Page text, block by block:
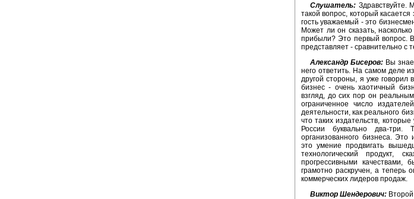
Слушатель: Здравствуйте.
такой вопрос, который
гость уважаемый - это
Может ли он сказать,
прибыли? Это первый вопрос.
представляет - сравнительно с
Александр Бисеров: Вы
него ответить. На самом деле
другой стороны, я уже говорил
бизнес - очень хаотичный
взгляд, до сих пор он
ограниченное число
деятельности, как реального
что таких издательств,
России буквально два-три.
организованного бизнеса. Это
это умение продвигать
технологический продукт,
прогрессивными качествами,
грамотно раскручен, а теперь
коммерческих лидеров продаж.
Виктор Шендерович: